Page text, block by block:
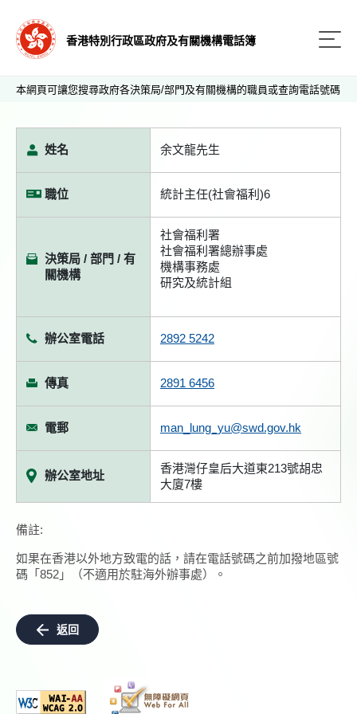
香港特別行政區政府及有關機構電話簿
本網頁可讓您搜尋政府各決策局/部門及有關機構的職員或查詢電話號碼
姓名 余文龍先生
職位 統計主任(社會福利)6
決策局 / 部門 / 有
關機構
社會福利署
社會福利署總辦事處
機構事務處
研究及統計組
辦公室電話 2892 5242
傳真 2891 6456
電郵 man_lung_yu@swd.gov.hk
辦公室地址
香港灣仔皇后大道東213號胡忠
大廈7樓
備註:
如果在香港以外地方致電的話，請在電話號碼之前加撥地區號
碼「852」（不適用於駐海外辦事處）。
返回